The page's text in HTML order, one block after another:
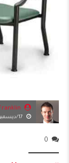
17/ديسمبر/2017
0